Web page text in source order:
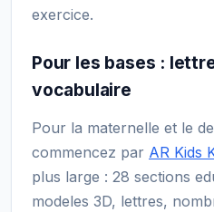
exercice.
Pour les bases :
vocabulaire
Pour la maternelle et le
commencez par AR Kids
plus large : 28 sections
modeles 3D, lettres,